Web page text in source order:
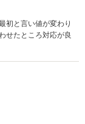
初と言い値が変わり
せたところ対応が良